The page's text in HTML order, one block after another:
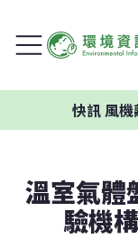
風機離聚
溫室氣體
驗機